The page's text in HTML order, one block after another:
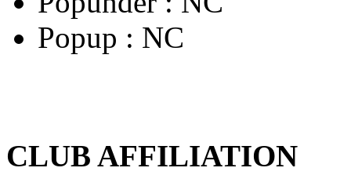
Popup : NC
CLUB AFFILIATION